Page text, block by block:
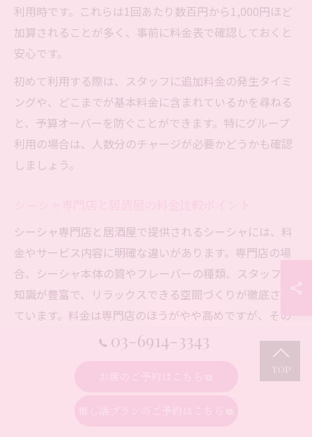
利用時です。これらは1回あたり数百円から1,000円ほど
加算されることが多く、事前に料金表で確認しておくと
安心です。
初めて利用する際は、スタッフに追加料金の発生タイミ
ングや、どこまでが基本料金に含まれているかを尋ねる
と、予算オーバーを防ぐことができます。特にグループ
利用の場合は、人数分のチャージが必要かどうかも確認
しましょう。
シーシャ専門店と居酒屋で提供されるシーシャには、料
金やサービス内容に明確な違いがあります。専門店の場
合、シーシャ本体の質やフレーバーの種類、スタッフの
知識が豊富で、リラックスできる空間づくりが徹底され
ています。料金は専門店のほうがやや高めですが、その
分丁寧な説明や、初心者向けのサポートが充実していま
一方、居酒屋でのシーシャは比較的リーズナブルな価格
設定が多いものの、フレーバーの選択肢や設備に限りが
03-6914-3343
お席のご予約はこちら
推し活プランのご予約はこちら